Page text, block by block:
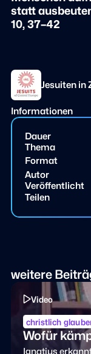
Jesuiten in
Informationen
Dauer
Thema
Format
Autor
Veröffentlicht
Teilen
statt
10, 37–42
weitere
Video
christlich
Wofür
Ignatius